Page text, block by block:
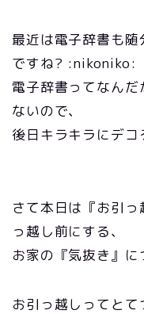
最近は電子辞書も随
ですね? :nikoniko:
電子辞書ってなん
ないので、
後日キラキラにデ
さて本日は『お引
っ越し前にする、
お家の『気抜き』に
お引っ越しってと